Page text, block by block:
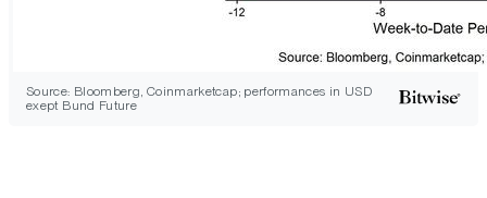
Source: Bloomberg, Coinmarketcap; performances in USD
exept Bund Future